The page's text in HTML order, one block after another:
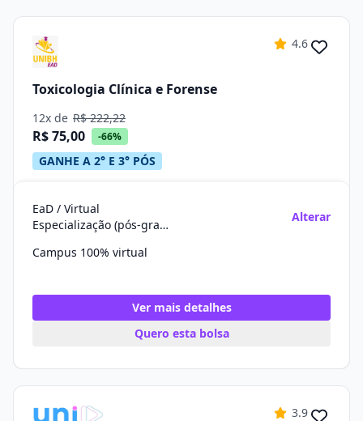
4.6
Toxicologia Clínica e Forense
12x de R$ 222,22
R$ 75,00 -66%
GANHE A 2° E 3° PÓS
EaD / Virtual
Especialização (pós-graduação)
Alterar
Campus 100% virtual
Ver mais detalhes
Quero esta bolsa
3.9